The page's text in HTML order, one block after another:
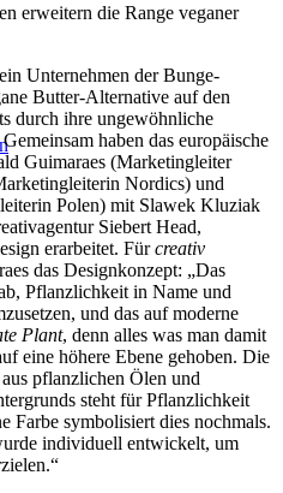
erweitern die Range veganer
Unternehmen der Bunge-
Butter-Alternative auf den
durch ihre ungewöhnliche
haben das europäische
Guimaraes (Marketingleiter
Nordics) und
Polen) mit Slawek Kluziak
Siebert Head,
erarbeitet. Fürcreativ
das Designkonzept: „Das
Pflanzlichkeit in Name und
und das auf moderne
Plant, denn alles was man damit
eine höhere Ebene gehoben. Die
pflanzlichen Ölen und
steht für Pflanzlichkeit
Farbe symbolisiert dies nochmals.
individuell entwickelt, um